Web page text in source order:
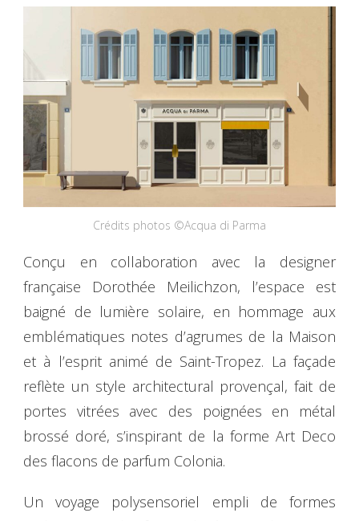
Crédits photos ©Acqua di Parma
Conçu en collaboration avec la designer
française Dorothée Meilichzon, l’espace est
baigné de lumière solaire, en hommage aux
emblématiques notes d’agrumes de la Maison
et à l’esprit animé de Saint-Tropez. La façade
reflète un style architectural provençal, fait de
portes vitrées avec des poignées en métal
brossé doré, s’inspirant de la forme Art Deco
des flacons de parfum Colonia.
Un voyage polysensoriel empli de formes